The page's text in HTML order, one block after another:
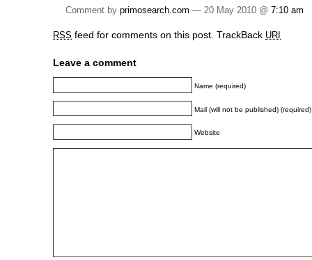
Comment by primosearch.com — 20 May 2010 @ 7:10 am
RSS feed for comments on this post. TrackBack URI
Leave a comment
Name (required)
Mail (will not be published) (required)
Website